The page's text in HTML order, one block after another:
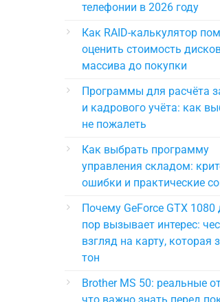
телефонии в 2026 году
Как RAID-калькулятор
оценить стоимость
массива до покупки
Программы для расчёта
и кадрового учёта: как
не пожалеть
Как выбрать программу
управления складом:
ошибки и практические
Почему GeForce GTX 1080
пор вызывает интерес:
взгляд на карту, которая
тон
Brother MS 50: реальные